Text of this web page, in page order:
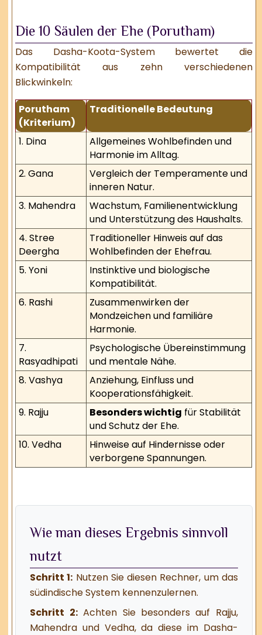
Die 10 Säulen der Ehe (Porutham)
Das Dasha-Koota-System bewertet die
Kompatibilität aus zehn verschiedenen
Blickwinkeln:
Porutham
(Kriterium)
Traditionelle Bedeutung
1. Dina
Allgemeines Wohlbefinden und
Harmonie im Alltag.
2. Gana
Vergleich der Temperamente und
inneren Natur.
3. Mahendra
Wachstum, Familienentwicklung
und Unterstützung des Haushalts.
4. Stree
Deergha
Traditioneller Hinweis auf das
Wohlbefinden der Ehefrau.
5. Yoni
Instinktive und biologische
Kompatibilität.
6. Rashi
Zusammenwirken der
Mondzeichen und familiäre
Harmonie.
7.
Rasyadhipati
Psychologische Übereinstimmung
und mentale Nähe.
8. Vashya
Anziehung, Einfluss und
Kooperationsfähigkeit.
9. Rajju
Besonders wichtig für Stabilität
und Schutz der Ehe.
10. Vedha
Hinweise auf Hindernisse oder
verborgene Spannungen.
Wie man dieses Ergebnis sinnvoll
nutzt
Schritt 1: Nutzen Sie diesen Rechner, um das
südindische System kennenzulernen.
Schritt 2:Achten Sie besonders auf Rajju,
Mahendra und Vedha, da diese im Dasha-